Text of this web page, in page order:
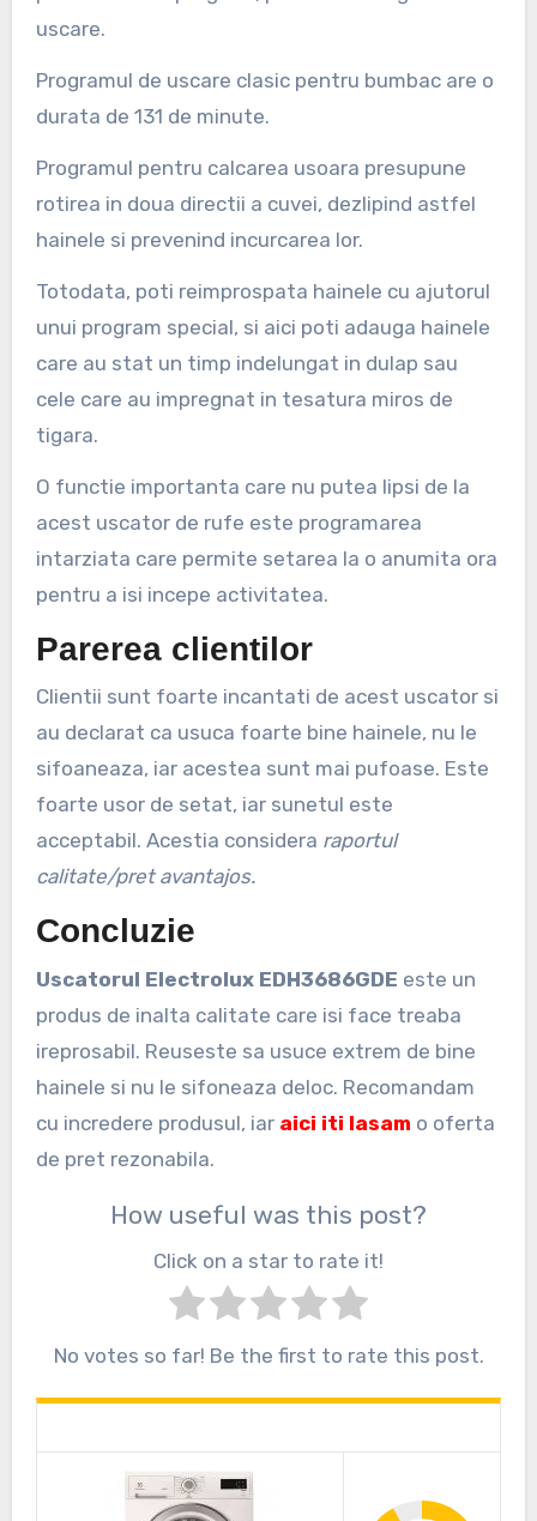
uscare.
Programul de uscare clasic pentru bumbac are o
durata de 131 de minute.
Programul pentru calcarea usoara presupune
rotirea in doua directii a cuvei, dezlipind astfel
hainele si prevenind incurcarea lor.
Totodata, poti reimprospata hainele cu ajutorul
unui program special, si aici poti adauga hainele
care au stat un timp indelungat in dulap sau
cele care au impregnat in tesatura miros de
tigara.
O functie importanta care nu putea lipsi de la
acest uscator de rufe este programarea
intarziata care permite setarea la o anumita ora
pentru a isi incepe activitatea.
Parerea clientilor
Clientii sunt foarte incantati de acest uscator si
au declarat ca usuca foarte bine hainele, nu le
sifoaneaza, iar acestea sunt mai pufoase. Este
foarte usor de setat, iar sunetul este
acceptabil. Acestia considera raportul
calitate/pret avantajos.
Concluzie
Uscatorul Electrolux EDH3686GDE este un
produs de inalta calitate care isi face treaba
ireprosabil. Reuseste sa usuce extrem de bine
hainele si nu le sifoneaza deloc. Recomandam
cu incredere produsul, iar aici iti lasam o oferta
de pret rezonabila.
How useful was this post?
Click on a star to rate it!
No votes so far! Be the first to rate this post.